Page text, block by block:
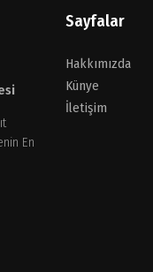
En
Sayfalar
Hakkımızda
Künye
İletişim